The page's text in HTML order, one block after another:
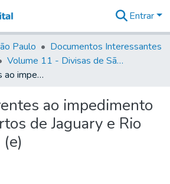
&
Coleções
Tudo na
Biblioteca
Estatísticas
Entrar
Paulo
Documentos Interessantes
Volume 11 - Divisas de São Paulo e Minas Gerais
Ordens referentes ao impedimento dos descobertos de Jaguary e Rio Pardo, 1771. (e)
ao impedimento
de Jaguary e Rio